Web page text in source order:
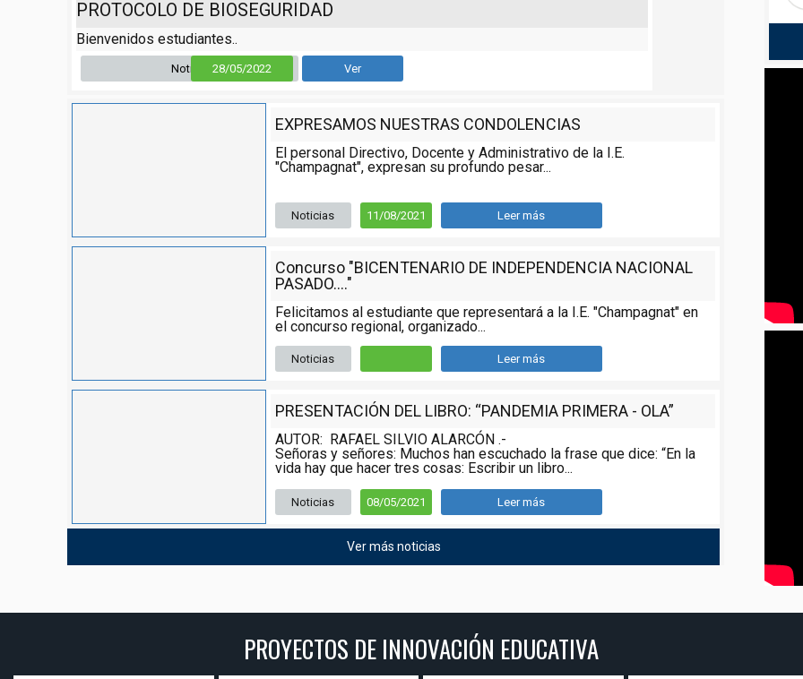
PROTOCOLO DE BIOSEGURIDAD
Bienvenidos estudiantes..
Noticia 28/05/2022 Ver
EXPRESAMOS NUESTRAS CONDOLENCIAS
El personal Directivo, Docente y Administrativo de la I.E.
"Champagnat", expresan su profundo pesar...
Noticias 11/08/2021 Leer más
Concurso "BICENTENARIO DE INDEPENDENCIA NACIONAL
PASADO...."
Felicitamos al estudiante que representará a la I.E. "Champagnat" en
el concurso regional, organizado...
Noticias Leer más
PRESENTACIÓN DEL LIBRO: “PANDEMIA PRIMERA - OLA”
AUTOR: RAFAEL SILVIO ALARCÓN .-
Señoras y señores: Muchos han escuchado la frase que dice: “En la
vida hay que hacer tres cosas: Escribir un libro...
Noticias 08/05/2021 Leer más
Ver más noticias
PROYECTOS DE INNOVACIÓN EDUCATIVA